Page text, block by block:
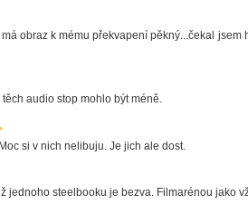
obraz k mému překvapení pěkný...čekal
audio stop mohlo být méně.
si v nich nelibuju. Je jich ale dost.
jednoho steelbooku je bezva. Filmarénou jako